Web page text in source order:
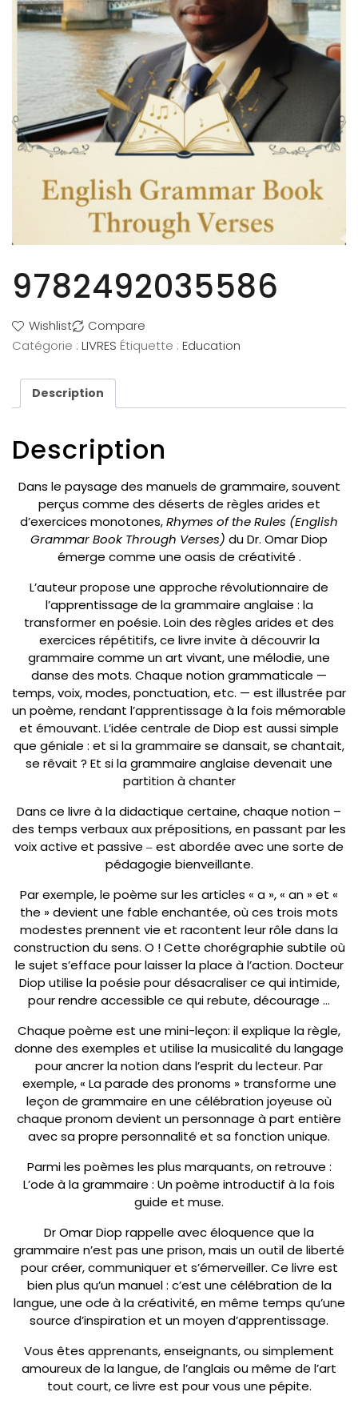
9782492035586
Wishlist
Compare
Catégorie : LIVRES Étiquette : Education
Description
Description
Dans le paysage des manuels de grammaire, souvent
perçus comme des déserts de règles arides et
d’exercices monotones,Rhymes of the Rules (English
Grammar Book Through Verses) du Dr. Omar Diop
émerge comme une oasis de créativité .
L’auteur propose une approche révolutionnaire de
l’apprentissage de la grammaire anglaise : la
transformer en poésie. Loin des règles arides et des
exercices répétitifs, ce livre invite à découvrir la
grammaire comme un art vivant, une mélodie, une
danse des mots. Chaque notion grammaticale —
temps, voix, modes, ponctuation, etc. — est illustrée par
un poème, rendant l’apprentissage à la fois mémorable
et émouvant. L’idée centrale de Diop est aussi simple
que géniale : et si la grammaire se dansait, se chantait,
se rêvait ? Et si la grammaire anglaise devenait une
partition à chanter
Dans ce livre à la didactique certaine, chaque notion –
des temps verbaux aux prépositions, en passant par les
voix active et passive ‒ est abordée avec une sorte de
pédagogie bienveillante.
Par exemple, le poème sur les articles « a », « an » et «
the » devient une fable enchantée, où ces trois mots
modestes prennent vie et racontent leur rôle dans la
construction du sens. O ! Cette chorégraphie subtile où
le sujet s’efface pour laisser la place à l’action. Docteur
Diop utilise la poésie pour désacraliser ce qui intimide,
pour rendre accessible ce qui rebute, décourage …
Chaque poème est une mini-leçon: il explique la règle,
donne des exemples et utilise la musicalité du langage
pour ancrer la notion dans l’esprit du lecteur. Par
exemple, « La parade des pronoms » transforme une
leçon de grammaire en une célébration joyeuse où
chaque pronom devient un personnage à part entière
avec sa propre personnalité et sa fonction unique.
Parmi les poèmes les plus marquants, on retrouve :
L’ode à la grammaire : Un poème introductif à la fois
guide et muse.
Dr Omar Diop rappelle avec éloquence que la
grammaire n’est pas une prison, mais un outil de liberté
pour créer, communiquer et s’émerveiller. Ce livre est
bien plus qu’un manuel : c’est une célébration de la
langue, une ode à la créativité, en même temps qu’une
source d’inspiration et un moyen d’apprentissage.
Vous êtes apprenants, enseignants, ou simplement
amoureux de la langue, de l’anglais ou même de l’art
tout court, ce livre est pour vous une pépite.